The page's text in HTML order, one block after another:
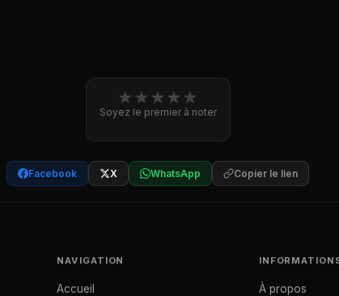
★★★★★
Soyez le premier à noter
Facebook X WhatsApp Copier le lien
NAVIGATION
Accueil À propos